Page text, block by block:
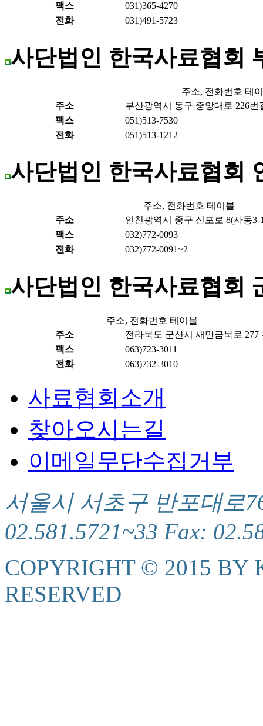
팩스
031)365-4270
전화
031)491-5723
사단법인 한국사료협회
주소, 전화번호 테
주소
부산광역시 동구 중앙대로 226번
팩스
051)513-7530
전화
051)513-1212
사단법인 한국사료협회
주소, 전화번호 테이블
주소
인천광역시 중구 신포로 8(사동3-
팩스
032)772-0093
전화
032)772-0091~2
사단법인 한국사료협회
주소, 전화번호 테이블
주소
전라북도 군산시 새만금북로 277
팩스
063)723-3011
전화
063)732-3010
사료협회소개
찾아오시는길
이메일무단수집거부
서울시 서초구 반포대로
02.581.5721~33 Fax:
COPYRIGHT © 2015 BY
RESERVED